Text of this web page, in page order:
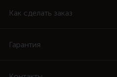
Как сделать заказ
Гарантия